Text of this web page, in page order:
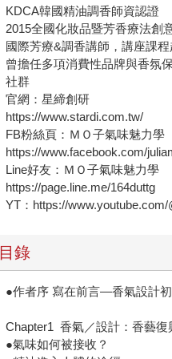
KDCA韓國精油調香師資認證
2015全國化妝品暨芳香療法創
國際芳療&調香講師，講座課
曾擔任多項消費性品牌與香氛
社群
官網：星締創研
https://www.stardi.com.tw/
FB粉絲頁：ＭＯ子氣味魅力學
https://www.facebook.com/
Line好友：ＭＯ子氣味魅力學
https://page.line.me/164duttg
YT：https://
目錄
●作者序 寫在前言—香氣設計
Chapter1 香氣／設計：香藝復
●氣味如何被接收？